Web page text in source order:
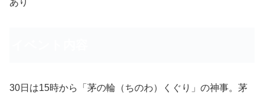
あり
30日は15時から「茅の輪（ちのわ）くぐり」の神事。茅